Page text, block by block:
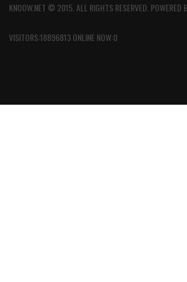
KNOOW.NET © 2015. ALL RIGHTS RESERVED. POWERED
VISITORS:18896813 ONLINE NOW:0